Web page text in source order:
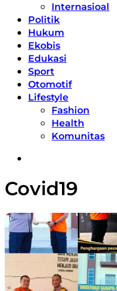
Internasioal
Politik
Hukum
Ekobis
Edukasi
Sport
Otomotif
Lifestyle
Fashion
Health
Komunitas
Covid19